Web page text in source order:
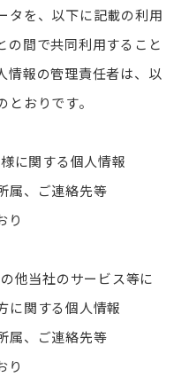
タを、以下に記載の利用
の間で共同利用すること
情報の管理責任者は、以
おりです。
に関する個人情報
属、ご連絡先等
り
他当社のサービス等に
に関する個人情報
属、ご連絡先等
り